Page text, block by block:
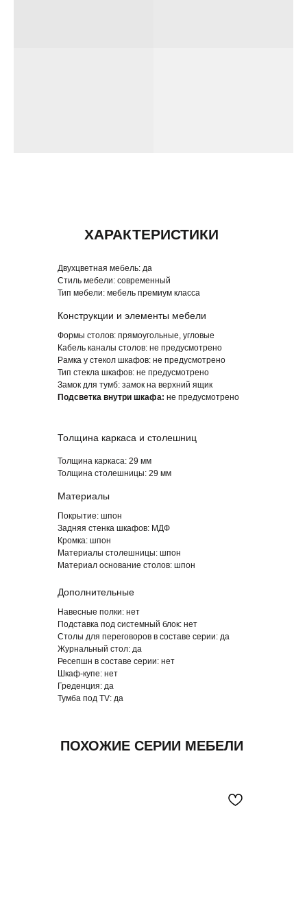
Навесные полки: нет
Подставка под системный блок: нет
Столы для переговоров в составе серии: да
Журнальный стол: да
Ресепшн в составе серии: нет
Шкаф-купе: нет
Греденция: да
Тумба под TV: да
Формы столов: прямоугольные, угловые
Кабель каналы столов: не предусмотрено
Рамка у стекол шкафов: не предусмотрено
Тип стекла шкафов: не предусмотрено
Замок для тумб: замок на верхний ящик
Подсветка внутри шкафа: не предусмотрено
Конструкции и элементы мебели
Дополнительные
Покрытие: шпон
Задняя стенка шкафов: МДФ
Кромка: шпон
Материалы столешницы: шпон
Материал основание столов: шпон
Толщина каркаса: 29 мм
Толщина столешницы: 29 мм
Материалы
Толщина каркаса и столешниц
Двухцветная мебель: да
Стиль мебели: современный
Тип мебели: мебель премиум класса
ОФИСНОЙ МЕБЕЛИ «BUGATTI»